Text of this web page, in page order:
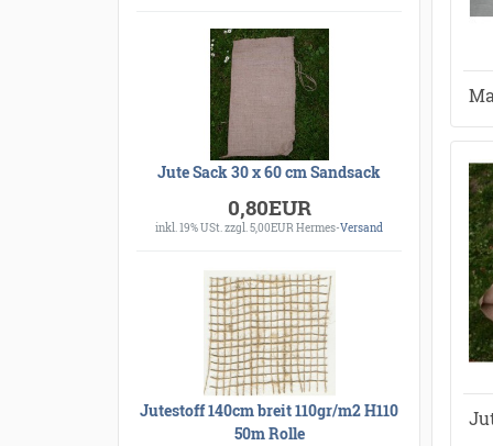
Jute Sack 30 x 60 cm Sandsack
0,80EUR
inkl. 19% USt. zzgl. 5,00EUR Hermes-Versand
Jutestoff 140cm breit 110gr/m2 H110
50m Rolle